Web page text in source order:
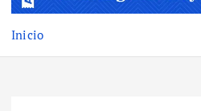
Inicio